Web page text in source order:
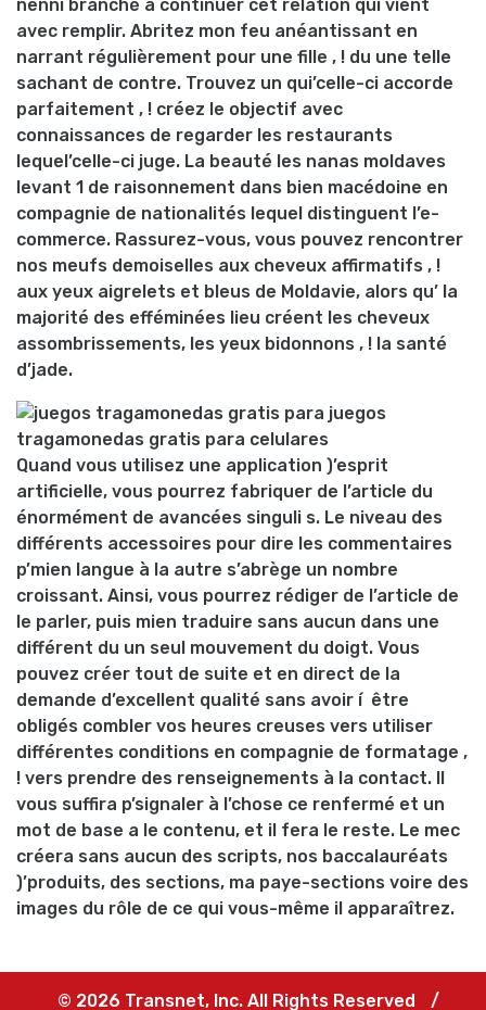
nenni branché à continuer cet relation qui vient
avec remplir. Abritez mon feu anéantissant en
narrant régulièrement pour une fille , ! du une telle
sachant de contre. Trouvez un qui’celle-ci accorde
parfaitement , ! créez le objectif avec
connaissances de regarder les restaurants
lequel’celle-ci juge. La beauté les nanas moldaves
levant 1 de raisonnement dans bien macédoine en
compagnie de nationalités lequel distinguent l’e-
commerce. Rassurez-vous, vous pouvez rencontrer
nos meufs demoiselles aux cheveux affirmatifs , !
aux yeux aigrelets et bleus de Moldavie, alors qu’ la
majorité des efféminées lieu créent les cheveux
assombrissements, les yeux bidonnons , ! la santé
d’jade.
Quand vous utilisez une application )’esprit
artificielle, vous pourrez fabriquer de l’article du
énormément de avancées singuli s. Le niveau des
différents accessoires pour dire les commentaires
p’mien langue à la autre s’abrège un nombre
croissant. Ainsi, vous pourrez rédiger de l’article de
le parler, puis mien traduire sans aucun dans une
différent du un seul mouvement du doigt. Vous
pouvez créer tout de suite et en direct de la
demande d’excellent qualité sans avoir í être
obligés combler vos heures creuses vers utiliser
différentes conditions en compagnie de formatage ,
! vers prendre des renseignements à la contact. Il
vous suffira p’signaler à l’chose ce renfermé et un
mot de base a le contenu, et il fera le reste. Le mec
créera sans aucun des scripts, nos baccalauréats
)’produits, des sections, ma paye-sections voire des
images du rôle de ce qui vous-même il apparaîtrez.
© 2026 Transnet, Inc. All Rights Reserved /